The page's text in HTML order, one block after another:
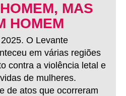
MAS
HOMEM
O Levante
em várias regiões
contra a violência letal e
de mulheres.
de atos que ocorreram